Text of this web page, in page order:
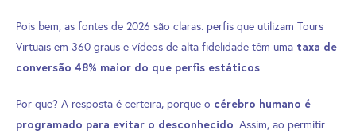
Pois bem, as fontes de 2026 são claras: perfis que utilizam Tours
Virtuais em 360 graus e vídeos de alta fidelidade têm uma taxa de
conversão 48% maior do que perfis estáticos.
Por que? A resposta é certeira, porque o cérebro humano é
programado para evitar o desconhecido. Assim, ao permitir